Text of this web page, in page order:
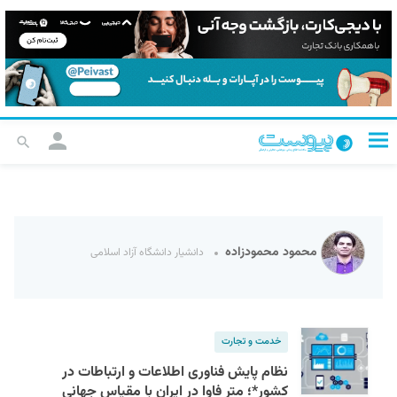
محمود محمودزاده دانشیار دانشگاه آزاد اسلامی
خدمت و تجارت
نظام پایش فناوری اطلاعات و ارتباطات در
کشور*؛ متر فاوا در ایران با مقیاس جهانی